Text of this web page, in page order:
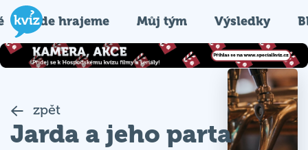
Kde hrajeme Můj tým Výsledky
zpět
Jarda a jeho parta